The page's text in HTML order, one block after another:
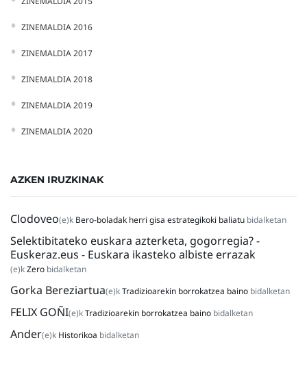
ZINEMALDIA 2016
ZINEMALDIA 2017
ZINEMALDIA 2018
ZINEMALDIA 2019
ZINEMALDIA 2020
AZKEN IRUZKINAK
Clodoveo(e)k Bero-boladak herri gisa estrategikoki baliatu bidalketan
Selektibitateko euskara azterketa, gogorregia? -
Euskeraz.eus - Euskara ikasteko albiste errazak
(e)kZero bidalketan
Gorka Bereziartua(e)kTradizioarekin borrokatzea baino bidalketan
FELIX GOÑI(e)kTradizioarekin borrokatzea baino bidalketan
Ander(e)k Historikoa bidalketan